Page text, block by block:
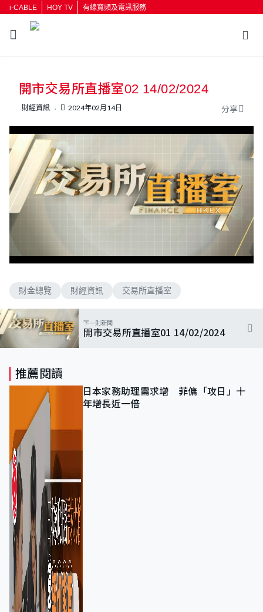
i-CABLE HOY TV 有線寬頻及電訊服務
按輸入鍵開始搜尋
開市交易所直播室02 14/02/2024
財經資訊 2024年02月14日 分享
財金總覽 財經資訊 交易所直播室
下一則新聞
開市交易所直播室01 14/02/2024
推薦閱讀
日本家務助理需求增 菲傭「攻日」十
年增長近一倍